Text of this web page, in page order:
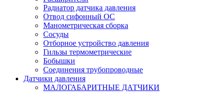
Радиатор датчика давления
Отвод сифонный ОС
Манометрическая сборка
Сосуды
Отборное устройство давления
Гильзы термометрические
Бобышки
Соединения трубопроводные
Датчики давления
МАЛОГАБАРИТНЫЕ ДАТЧИКИ